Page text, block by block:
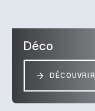
Déco
DÉCOUVRIR